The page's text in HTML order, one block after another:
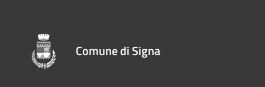
Comune di Signa